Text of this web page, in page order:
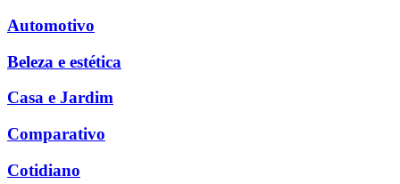
Automotivo
Beleza e estética
Casa e Jardim
Comparativo
Cotidiano